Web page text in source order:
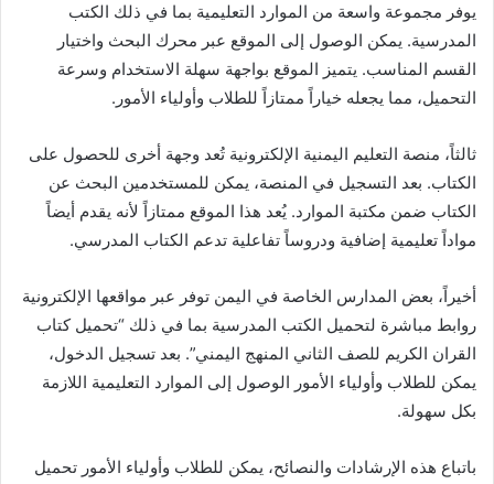
يوفر مجموعة واسعة من الموارد التعليمية بما في ذلك الكتب
المدرسية. يمكن الوصول إلى الموقع عبر محرك البحث واختيار
القسم المناسب. يتميز الموقع بواجهة سهلة الاستخدام وسرعة
التحميل، مما يجعله خياراً ممتازاً للطلاب وأولياء الأمور.
ثالثاً، منصة التعليم اليمنية الإلكترونية تُعد وجهة أخرى للحصول على
الكتاب. بعد التسجيل في المنصة، يمكن للمستخدمين البحث عن
الكتاب ضمن مكتبة الموارد. يُعد هذا الموقع ممتازاً لأنه يقدم أيضاً
مواداً تعليمية إضافية ودروساً تفاعلية تدعم الكتاب المدرسي.
أخيراً، بعض المدارس الخاصة في اليمن توفر عبر مواقعها الإلكترونية
روابط مباشرة لتحميل الكتب المدرسية بما في ذلك “تحميل كتاب
القران الكريم للصف الثاني المنهج اليمني”. بعد تسجيل الدخول،
يمكن للطلاب وأولياء الأمور الوصول إلى الموارد التعليمية اللازمة
بكل سهولة.
باتباع هذه الإرشادات والنصائح، يمكن للطلاب وأولياء الأمور تحميل